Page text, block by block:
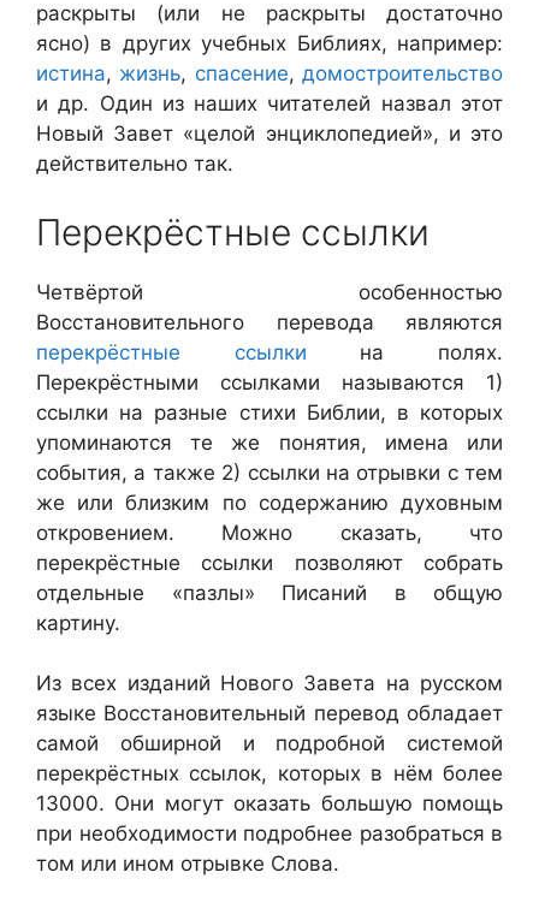
раскрыты (или не раскрыты достаточно
ясно) в других учебных Библиях, например:
истина, жизнь, спасение,домостроительство
и др. Один из наших читателей назвал этот
Новый Завет «целой энциклопедией», и это
действительно так.
Перекрёстные ссылки
Четвёртой особенностью
Восстановительного перевода являются
перекрёстные ссылки на полях.
Перекрёстными ссылками называются 1)
ссылки на разные стихи Библии, в которых
упоминаются те же понятия, имена или
события, а также 2) ссылки на отрывки с тем
же или близким по содержанию духовным
откровением. Можно сказать, что
перекрёстные ссылки позволяют собрать
отдельные «пазлы» Писаний в общую
картину.
Из всех изданий Нового Завета на русском
языке Восстановительный перевод обладает
самой обширной и подробной системой
перекрёстных ссылок, которых в нём более
13000. Они могут оказать большую помощь
при необходимости подробнее разобраться в
том или ином отрывке Слова.